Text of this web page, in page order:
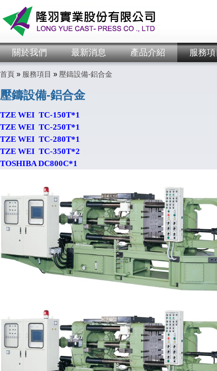
關於我們 最新消息 產品介紹 服務
首頁 » 服務項目 » 壓鑄設備-鋁合金
壓鑄設備-鋁合金
TZE WEI TC-150T*1
TZE WEI TC-250T*1
TZE WEI TC-280T*1
TZE WEI TC-350T*2
TOSHIBA DC800C*1